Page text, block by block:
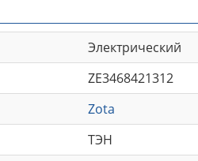
Электрический
ZE3468421312
Zota
ТЭН